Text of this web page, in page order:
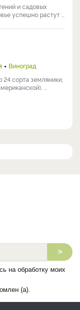
и садовых
успешно растут ...
Виноград
24 сорта земляники,
...
>
на обработку моих
(а).